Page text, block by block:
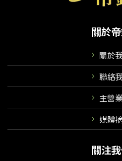
關於
關於
聯絡
主營
媒體
關注